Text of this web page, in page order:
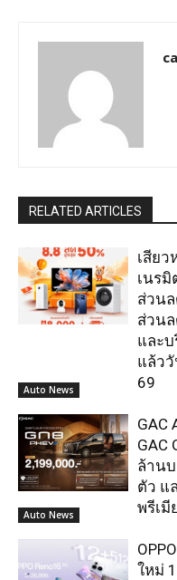
RELATED ARTICLES
Auto News
เสียว
เนร
ส่วน
ส่วน
และบ
แล้ววั
69
Auto News
GAC
GAC
ล้าน
ตัว แ
พรีเมี
ใหม่